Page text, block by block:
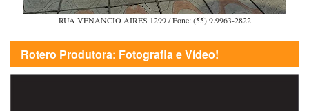
RUA VENÂNCIO AIRES 1299 / Fone: (55) 9.9963-2822
Rotero Produtora: Fotografia e Vídeo!